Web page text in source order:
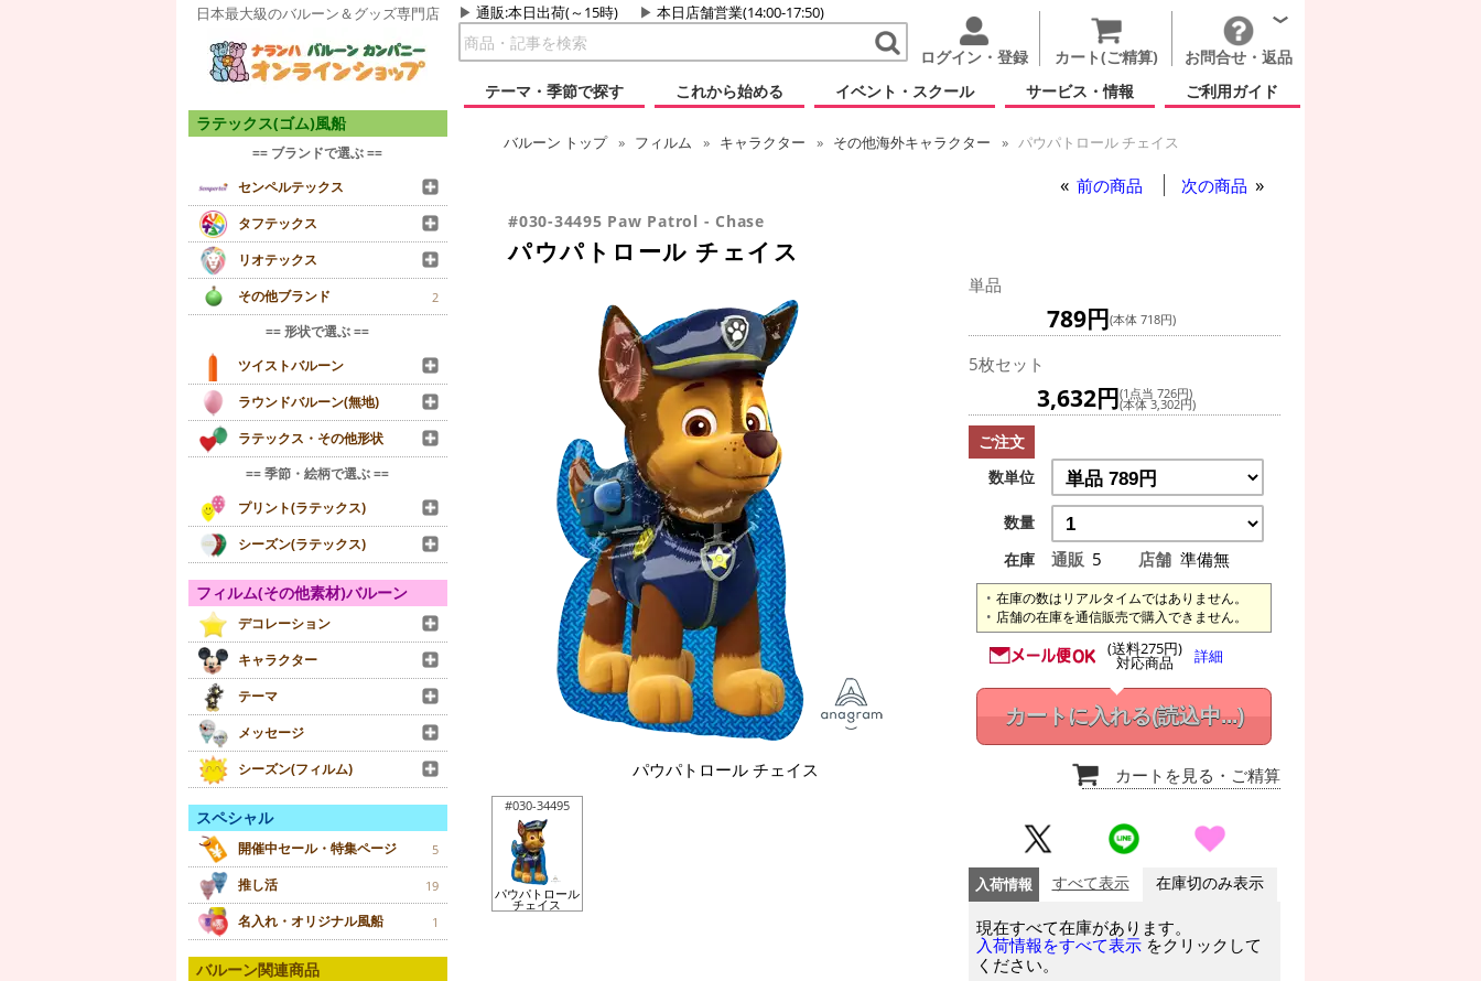
日本最大級のバルーン＆グッズ専門店 通販:本日出荷(～15時) 本日店舗営業(14:00-17:50)
ログイン・登録 カート(ご精算)
お問合せ・返品
テーマ・季節で探す
これから始める イベント・スクール サービス・情報 ご利用ガイド
ラテックス(ゴム)風船
== ブランドで選ぶ ==
センペルテックス
タフテックス
リオテックス
その他ブランド
2
== 形状で選ぶ ==
ツイストバルーン
ラウンドバルーン(無地)
ラテックス・その他形状
== 季節・絵柄で選ぶ ==
プリント(ラテックス)
シーズン(ラテックス)
フィルム(その他素材)バルーン
デコレーション
キャラクター
テーマ
メッセージ
シーズン(フィルム)
スペシャル
開催中セール・特集ページ 5
推し活 19
名入れ・オリジナル風船 1
バルーン関連商品
バルーン トップ フィルム キャラクター その他海外キャラクター パウパトロール チェイス
前の商品 次の商品
#030-34495 Paw Patrol - Chase
パウパトロール チェイス
パウパトロール チェイス
#030-34495
パウパトロール
チェイス
単品
789円(本体 718円)
5枚セット
3,632円(1点当 726円)
(本体 3,302円)
ご注文
数単位
数量
在庫
通販 5 店舗 準備無
在庫の数はリアルタイムではありません。
店舗の在庫を通信販売で購入できません。
(送料275円)
対応商品 詳細
カートに入れる(読込中...)
カートを見る ・ご精算
入荷情報 すべて表示 在庫切のみ表示
現在すべて在庫があります。
入荷情報をすべて表示 をクリックして
ください。